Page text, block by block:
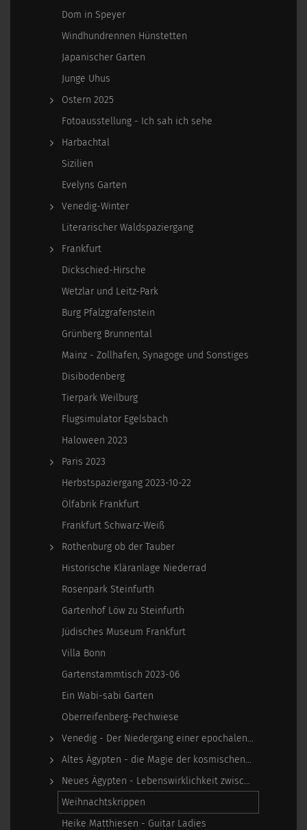
Dom in Speyer
Windhundrennen Hünstetten
Japanischer Garten
Junge Uhus
Ostern 2025
Fotoausstellung - Ich sah ich sehe
Harbachtal
Sizilien
Evelyns Garten
Venedig-Winter
Literarischer Waldspaziergang
Frankfurt
Dickschied-Hirsche
Wetzlar und Leitz-Park
Burg Pfalzgrafenstein
Grünberg Brunnental
Mainz - Zollhafen, Synagoge und Sonstiges
Disibodenberg
Tierpark Weilburg
Flugsimulator Egelsbach
Haloween 2023
Paris 2023
Herbstspaziergang 2023-10-22
Ölfabrik Frankfurt
Frankfurt Schwarz-Weiß
Rothenburg ob der Tauber
Historische Kläranlage Niederrad
Rosenpark Steinfurth
Gartenhof Löw zu Steinfurth
Jüdisches Museum Frankfurt
Villa Bonn
Gartenstammtisch 2023-06
Ein Wabi-sabi Garten
Oberreifenberg-Pechwiese
Venedig - Der Niedergang einer epochalen Macht
Altes Ägypten - die Magie der kosmischen…
Neues Ägypten - Lebenswirklichkeit zwischen…
Weihnachtskrippen
Heike Matthiesen - Guitar Ladies